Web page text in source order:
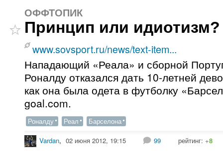
ОФФТОПИК
Принцип или идиотизм?
www.sovsport.ru/news/text-item...
Нападающий «Реала» и сборной
Роналду отказался дать 10-летней
как она была одета в футболку
goal.com.
Роналду Реал Барселона
Vardan, 02 июня 2012, 19:15 99 рейтинг: +8